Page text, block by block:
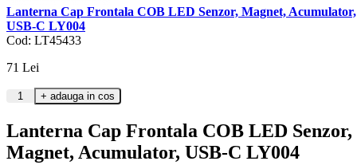
Lanterna Cap Frontala COB LED Senzor, Magnet, Acumulator,
USB-C LY004
Cod: LT45433
71 Lei
Lanterna Cap Frontala COB LED Senzor,
Magnet, Acumulator, USB-C LY004